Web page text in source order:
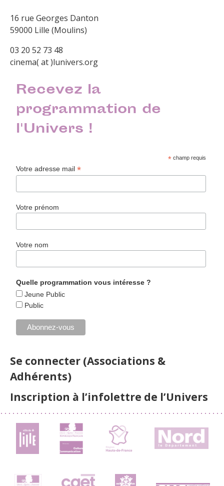
16 rue Georges Danton
59000 Lille (Moulins)
03 20 52 73 48
cinema( at )lunivers.org
Recevez la
programmation de
l'Univers !
* champ requis
Votre adresse mail*
Votre prénom
Votre nom
Quelle programmation vous intéresse ?
Jeune Public
Public
Se connecter (Associations &
Adhérents)
Inscription à l’infolettre de l’Univers